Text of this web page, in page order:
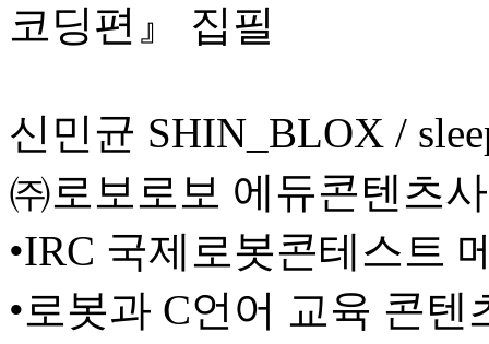
코딩편』 집필
신민균 SHIN_BLOX /
㈜로보로보 에듀콘텐츠
•IRC 국제로봇콘테스트
•로봇과 C언어 교육 콘텐